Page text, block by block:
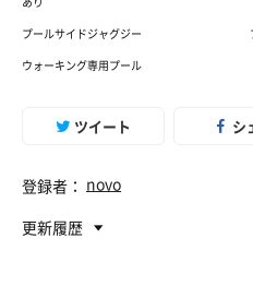
プールサイドジャグジー
ウォーキング専用プール
ツイート シ
登録者： novo
更新履歴